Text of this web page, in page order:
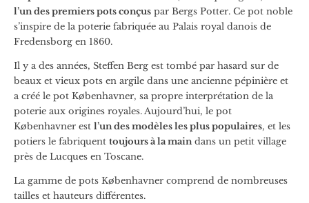
l’un des premiers pots conçus par Bergs Potter. Ce pot noble
s’inspire de la poterie fabriquée au Palais royal danois de
Fredensborg en 1860.
Il y a des années, Steffen Berg est tombé par hasard sur de
beaux et vieux pots en argile dans une ancienne pépinière et
a créé le pot Københavner, sa propre interprétation de la
poterie aux origines royales. Aujourd’hui, le pot
Københavner est l’un des modèles les plus populaires, et les
potiers le fabriquent toujours à la maindans un petit village
près de Lucques en Toscane.
La gamme de pots Københavner comprend de nombreuses
tailles et hauteurs différentes.